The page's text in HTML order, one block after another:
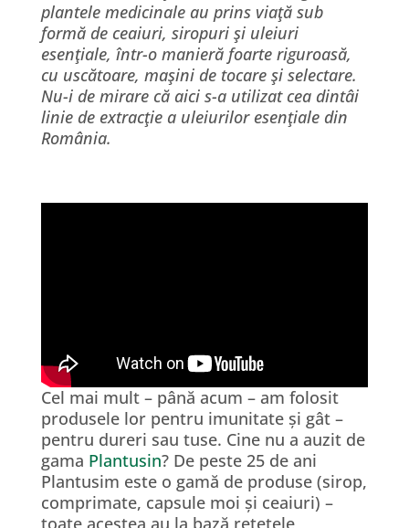
plantele medicinale au prins viaţă sub
formă de ceaiuri, siropuri şi uleiuri
esenţiale, într-o manieră foarte riguroasă,
cu uscătoare, maşini de tocare şi selectare.
Nu-i de mirare că aici s-a utilizat cea dintâi
linie de extracţie a uleiurilor esenţiale din
România.
Cel mai mult – până acum – am folosit
produsele lor pentru imunitate și gât –
pentru dureri sau tuse. Cine nu a auzit de
gama Plantusin? De peste 25 de ani
Plantusim este o gamă de produse (sirop,
comprimate, capsule moi și ceaiuri) –
toate acestea au la bază rețetele